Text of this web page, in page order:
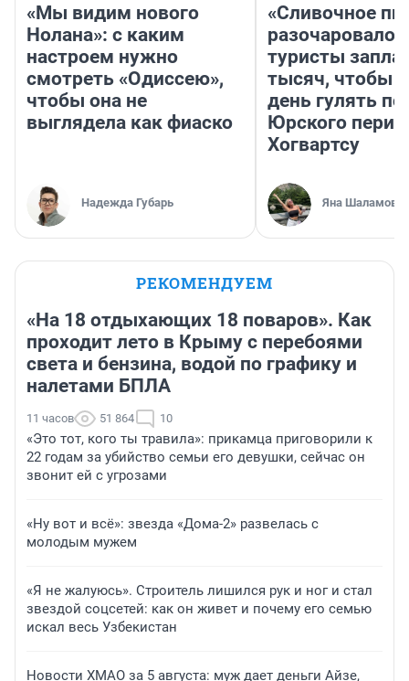
«Мы видим нового
Нолана»: с каким
настроем нужно
смотреть «Одиссею»,
чтобы она не
выглядела как фиаско
Надежда Губарь
«Сливочное
разочаровало»:
туристы
тысяч, чтобы
день гулять по
Юрского
Хогвартсу
Яна Шаламова
РЕКОМЕНДУЕМ
«На 18 отдыхающих 18 поваров». Как
проходит лето в Крыму с перебоями
света и бензина, водой по графику и
налетами БПЛА
11 часов 51 864 10
«Это тот, кого ты травила»: прикамца приговорили к
22 годам за убийство семьи его девушки, сейчас он
звонит ей с угрозами
«Ну вот и всё»: звезда «Дома-2» развелась с
молодым мужем
«Я не жалуюсь». Строитель лишился рук и ног и стал
звездой соцсетей: как он живет и почему его семью
искал весь Узбекистан
Новости ХМАО за 5 августа: муж дает деньги Айзе,